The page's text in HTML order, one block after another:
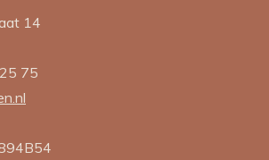
14
75